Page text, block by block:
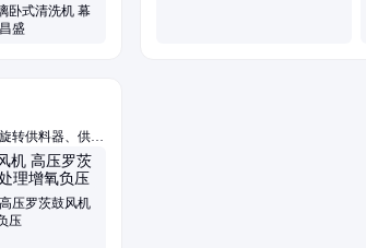
卧式清洗机 幕
盛
转供料器、供料
三叶罗茨鼓风
增氧机、污水处
压罗茨鼓风机
压